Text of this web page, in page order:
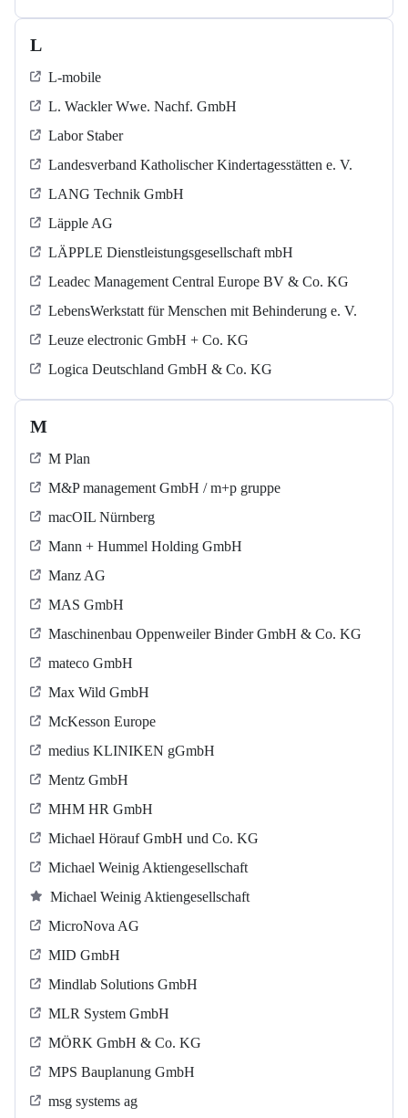
L
L-mobile
L. Wackler Wwe. Nachf. GmbH
Labor Staber
Landesverband Katholischer Kindertagesstätten e. V.
LANG Technik GmbH
Läpple AG
LÄPPLE Dienstleistungsgesellschaft mbH
Leadec Management Central Europe BV & Co. KG
LebensWerkstatt für Menschen mit Behinderung e. V.
Leuze electronic GmbH + Co. KG
Logica Deutschland GmbH & Co. KG
M
M Plan
M&P management GmbH / m+p gruppe
macOIL Nürnberg
Mann + Hummel Holding GmbH
Manz AG
MAS GmbH
Maschinenbau Oppenweiler Binder GmbH & Co. KG
mateco GmbH
Max Wild GmbH
McKesson Europe
medius KLINIKEN gGmbH
Mentz GmbH
MHM HR GmbH
Michael Hörauf GmbH und Co. KG
Michael Weinig Aktiengesellschaft
Michael Weinig Aktiengesellschaft
MicroNova AG
MID GmbH
Mindlab Solutions GmbH
MLR System GmbH
MÖRK GmbH & Co. KG
MPS Bauplanung GmbH
msg systems ag